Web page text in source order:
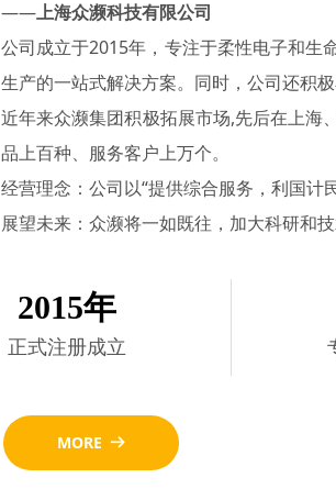
——上海众濒科技有限公司
公司成立于2015年，专注于柔性电子和生
生产的一站式解决方案。同时，公司还积
近年来众濒集团积极拓展市场,先后在上海
品上百种、服务客户上万个。
经营理念：公司以“提供综合服务，利国计
展望未来：众濒将一如既往，加大科研和
MORE 뀠
2015年
正式注册成立